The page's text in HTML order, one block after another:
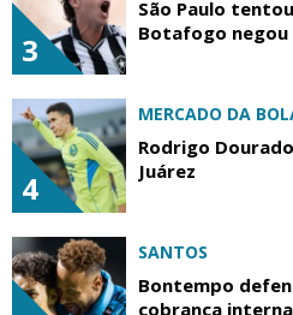
3
São Paulo
Botafogo negou
4
MERCADO DA
Rodrigo
Juárez
SANTOS
Bontempo
cobrança